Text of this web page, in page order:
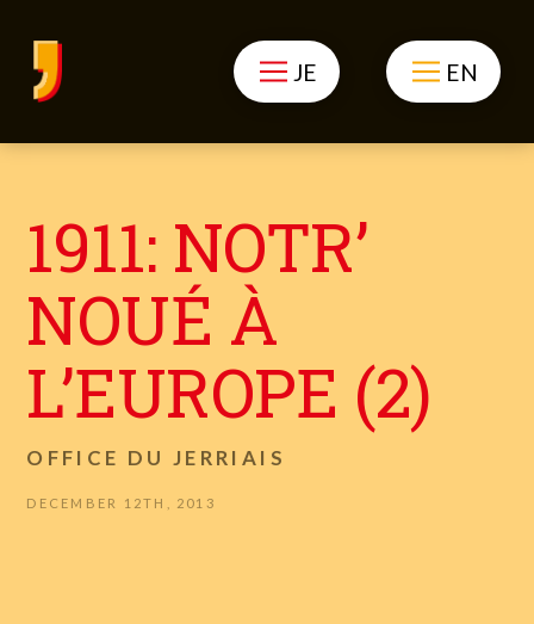
JE EN
1911: NOTR’
NOUÉ À
L’EUROPE (2)
OFFICE DU JERRIAIS
DECEMBER 12TH, 2013